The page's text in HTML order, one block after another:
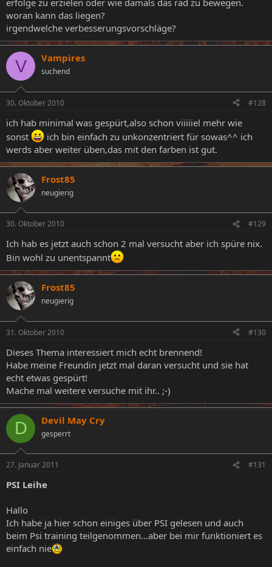
erfolge zu erzielen oder wie damals das rad zu bewegen.
woran kann das liegen?
irgendwelche verbesserungsvorschläge?
V Vampires
suchend
30. Oktober 2010 #128
ich hab minimal was gespürt,also schon viiiiiel mehr wie
sonst
ich bin einfach zu unkonzentriert für sowas^^ ich
werds aber weiter üben,das mit den farben ist gut.
Frost85
neugierig
30. Oktober 2010 #129
Ich hab es jetzt auch schon 2 mal versucht aber ich spüre nix.
Bin wohl zu unentspannt
Frost85
neugierig
31. Oktober 2010 #130
Dieses Thema interessiert mich echt brennend!
Habe meine Freundin jetzt mal daran versucht und sie hat
echt etwas gespürt!
Mache mal weitere versuche mit ihr.. ;-)
D Devil May Cry
gesperrt
27. Januar 2011 #131
PSI Leihe
Hallo
Ich habe ja hier schon einiges über PSI gelesen und auch
beim Psi training teilgenommen...aber bei mir funktioniert es
einfach nie